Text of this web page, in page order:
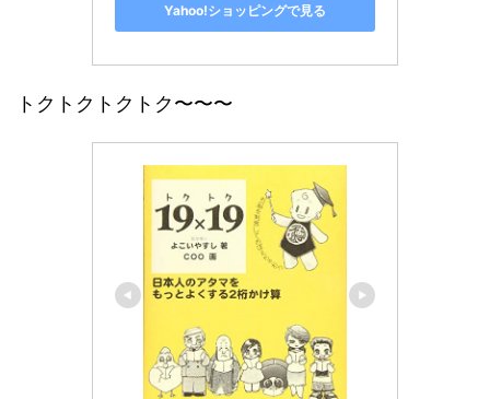
Yahoo!ショッピングで見る
トクトクトクトク〜〜〜